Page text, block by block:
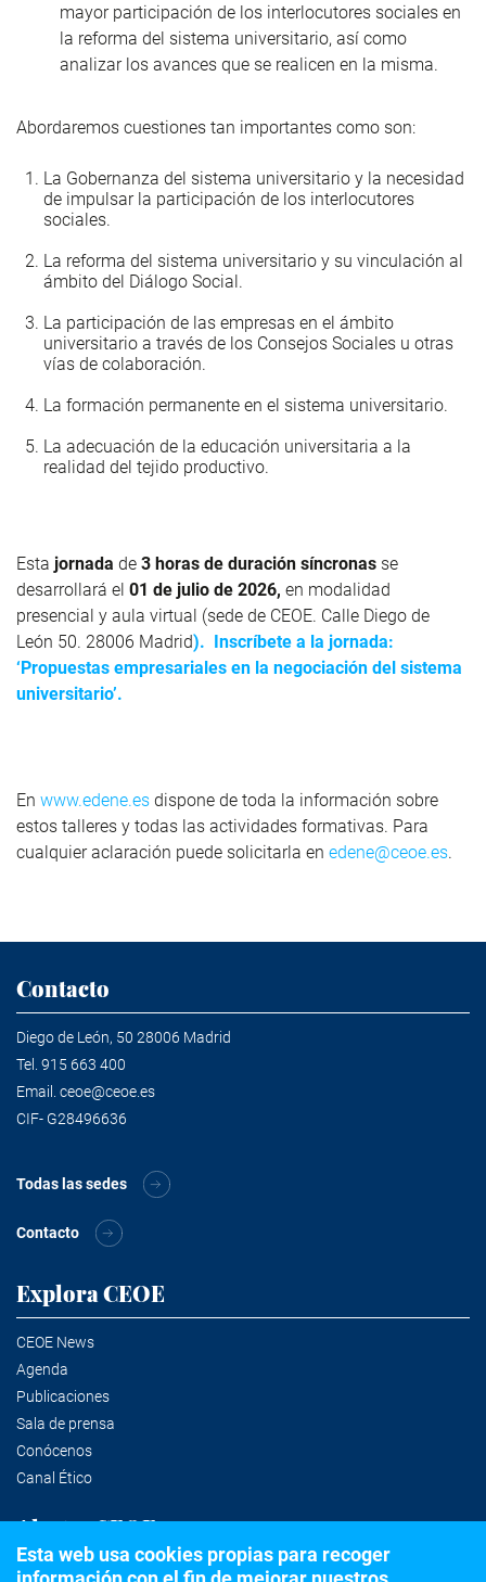
mayor participación de los interlocutores sociales en
la reforma del sistema universitario, así como
analizar los avances que se realicen en la misma.
Abordaremos cuestiones tan importantes como son:
La Gobernanza del sistema universitario y la necesidad
de impulsar la participación de los interlocutores
sociales.
La reforma del sistema universitario y su vinculación al
ámbito del Diálogo Social.
La participación de las empresas en el ámbito
universitario a través de los Consejos Sociales u otras
vías de colaboración.
La formación permanente en el sistema universitario.
La adecuación de la educación universitaria a la
realidad del tejido productivo.
Esta jornada de 3 horas de duración síncronas se
desarrollará el 01 de julio de 2026, en modalidad
presencial y aula virtual (sede de CEOE. Calle Diego de
León 50. 28006 Madrid). Inscríbete a la jornada:
‘Propuestas empresariales en la negociación del sistema
universitario’.
En www.edene.es dispone de toda la información sobre
estos talleres y todas las actividades formativas. Para
cualquier aclaración puede solicitarla en edene@ceoe.es.
Contacto
Diego de León, 50 28006 Madrid
Tel. 915 663 400
Email. ceoe@ceoe.es
CIF- G28496636
Todas las sedes
Contacto
Explora CEOE
CEOE News
Agenda
Publicaciones
Sala de prensa
Conócenos
Canal Ético
Alertas CEOE
Esta web usa cookies propias para recoger